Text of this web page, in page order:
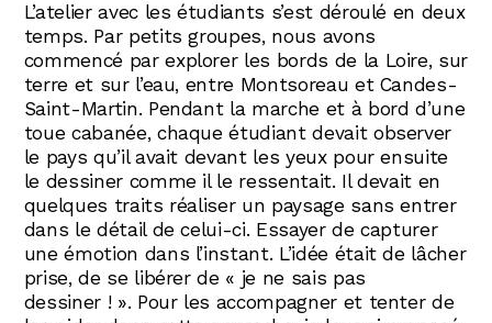
L’atelier avec les étudiants s’est déroulé en deux
temps. Par petits groupes, nous avons
commencé par explorer les bords de la Loire, sur
terre et sur l’eau, entre Montsoreau et Candes-
Saint-Martin. Pendant la marche et à bord d’une
toue cabanée, chaque étudiant devait observer
le pays qu’il avait devant les yeux pour ensuite
le dessiner comme il le ressentait. Il devait en
quelques traits réaliser un paysage sans entrer
dans le détail de celui-ci. Essayer de capturer
une émotion dans l’instant. L’idée était de lâcher
prise, de se libérer de « je ne sais pas
dessiner ! ». Pour les accompagner et tenter de